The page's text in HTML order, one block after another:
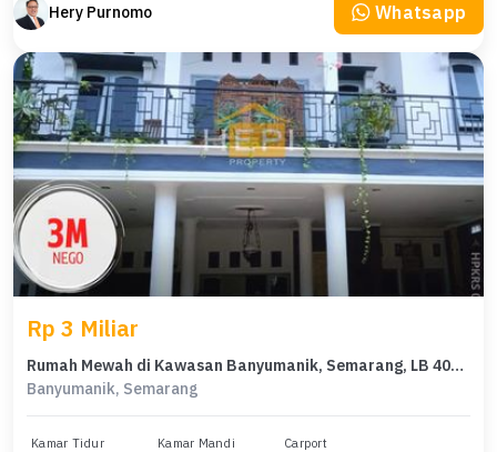
Hery Purnomo Whatsapp
Rp 3 Miliar
Rumah Mewah di Kawasan Banyumanik, Semarang, LB 400m², Harga 3 Miliar
Banyumanik, Semarang
Kamar Tidur Kamar Mandi Carport